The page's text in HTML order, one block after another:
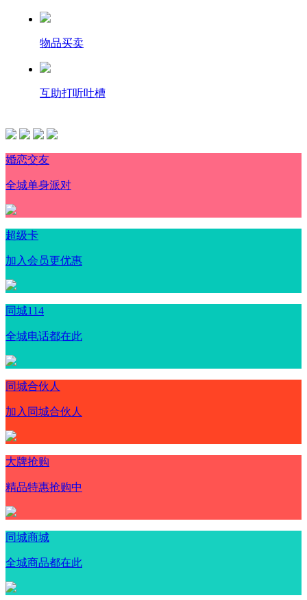
物品买卖
互助打听吐槽
婚恋交友
全城单身派对
超级卡
加入会员更优惠
同城114
全城电话都在此
同城合伙人
加入同城合伙人
大牌抢购
精品特惠抢购中
同城商城
全城商品都在此